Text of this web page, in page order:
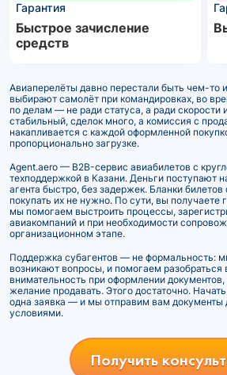
Гарантия
Быстрое зачисление
средств
Авиаперелёты давно перестали быть чем-
выбирают самолёт при командировках, во
по делам — не ради статуса, а ради скорости
стабильный, сделок много, а комиссия с
накапливается с каждой оформленной
пропорционально загрузке.
Agent.aero — B2B-сервис авиабилетов с
техподдержкой в Казани. Деньги поступают
агента быстро, без задержек. Бланки
покупать их не нужно. По сути, вы
мы помогаем выстроить процессы,
авиакомпаний и при необходимости
организационном этапе.
Поддержка субагентов — не формальность:
возникают вопросы, и помогаем
внимательность при оформлении документов,
желание продавать. Этого достаточно.
одна заявка — и мы отправим вам документы
условиями.
Получить